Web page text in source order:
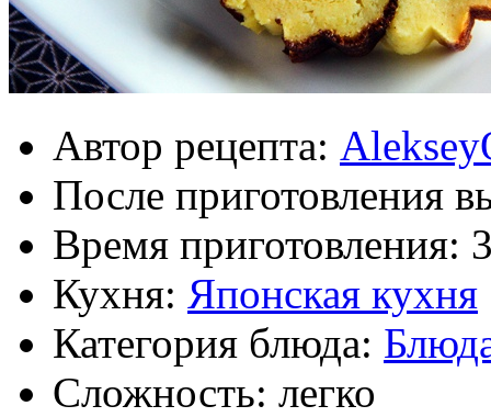
Автор рецепта:
После приготовления
Время приготовления:
Кухня: Японская кухня
Категория блюда:
Сложность: легко